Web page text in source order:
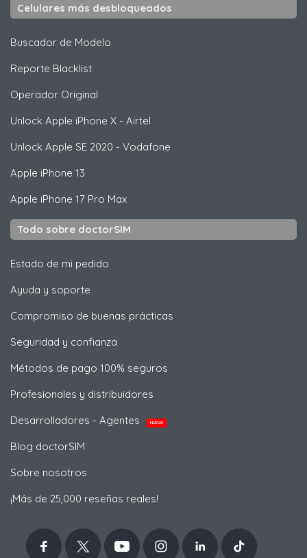
Celulares más desbloqueados
Buscador de Modelo
Reporte Blacklist
Operador Original
Unlock Apple iPhone X - Airtel
Unlock Apple SE 2020 - Vodafone
Apple iPhone 13
Apple iPhone 17 Pro Max
Todo sobre doctorSIM
Estado de mi pedido
Ayuda y soporte
Compromiso de buenas prácticas
Seguridad y confianza
Métodos de pago 100% seguros
Profesionales y distribuidores
Desarrolladores - Agentes
NUEVO
Blog doctorSIM
Sobre nosotros
¡Más de 25,000 reseñas reales!